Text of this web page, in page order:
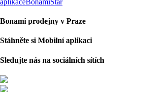
Bonami prodejny v Praze
Stáhněte si Mobilní aplikaci
Sledujte nás na sociálních sítích